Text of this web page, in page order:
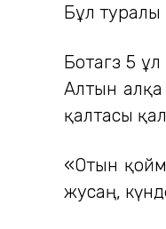
Бұл туралы
Ботагөз 5
Алтын алқа
қалтасы
«Отын
жусаң,